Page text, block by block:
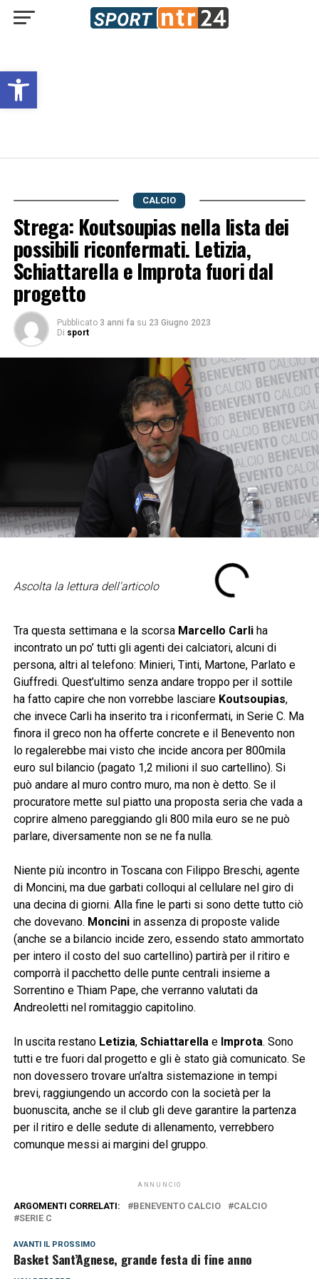
Open toolbar
CALCIO
Strega: Koutsoupias nella lista dei
possibili riconfermati. Letizia,
Schiattarella e Improta fuori dal
progetto
Pubblicato 3 anni fa su 23 Giugno 2023
Di sport
Ascolta la lettura dell'articolo
Tra questa settimana e la scorsa Marcello Carliha
incontrato un po’ tutti gli agenti dei calciatori, alcuni di
persona, altri al telefono: Minieri, Tinti, Martone, Parlato e
Giuffredi. Quest’ultimo senza andare troppo per il sottile
ha fatto capire che non vorrebbe lasciare Koutsoupias,
che invece Carli ha inserito tra i riconfermati, in Serie C. Ma
finora il greco non ha offerte concrete e il Benevento non
lo regalerebbe mai visto che incide ancora per 800mila
euro sul bilancio (pagato 1,2 milioni il suo cartellino). Si
può andare al muro contro muro, ma non è detto. Se il
procuratore mette sul piatto una proposta seria che vada a
coprire almeno pareggiando gli 800 mila euro se ne può
parlare, diversamente non se ne fa nulla.
Niente più incontro in Toscana con Filippo Breschi, agente
di Moncini, ma due garbati colloqui al cellulare nel giro di
una decina di giorni. Alla fine le parti si sono dette tutto ciò
che dovevano. Monciniin assenza di proposte valide
(anche se a bilancio incide zero, essendo stato ammortato
per intero il costo del suo cartellino) partirà per il ritiro e
comporrà il pacchetto delle punte centrali insieme a
Sorrentino e Thiam Pape, che verranno valutati da
Andreoletti nel romitaggio capitolino.
In uscita restano Letizia, Schiattarellae Improta. Sono
tutti e tre fuori dal progetto e gli è stato già comunicato. Se
non dovessero trovare un’altra sistemazione in tempi
brevi, raggiungendo un accordo con la società per la
buonuscita, anche se il club gli deve garantire la partenza
per il ritiro e delle sedute di allenamento, verrebbero
comunque messi ai margini del gruppo.
ANNUNCIO
ARGOMENTI CORRELATI: BENEVENTO CALCIO
CALCIO
SERIE C
AVANTI IL ​​PROSSIMO
Basket Sant’Agnese, grande festa di fine anno